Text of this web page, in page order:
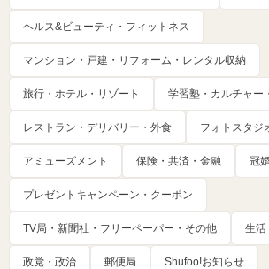
ヘルス&ビューティ・フィットネス
マンション・戸建・リフォーム・レンタル収納
旅行・ホテル・リゾート 学習塾・カルチャー
レストラン・デリバリー・外食 フォトスタジ
アミューズメント 保険・共済・金融 冠
プレゼントキャンペーン・クーポン
TV局・新聞社・フリーペーパー・その他 生活
政党・政治 郵便局 Shufoo!お知らせ